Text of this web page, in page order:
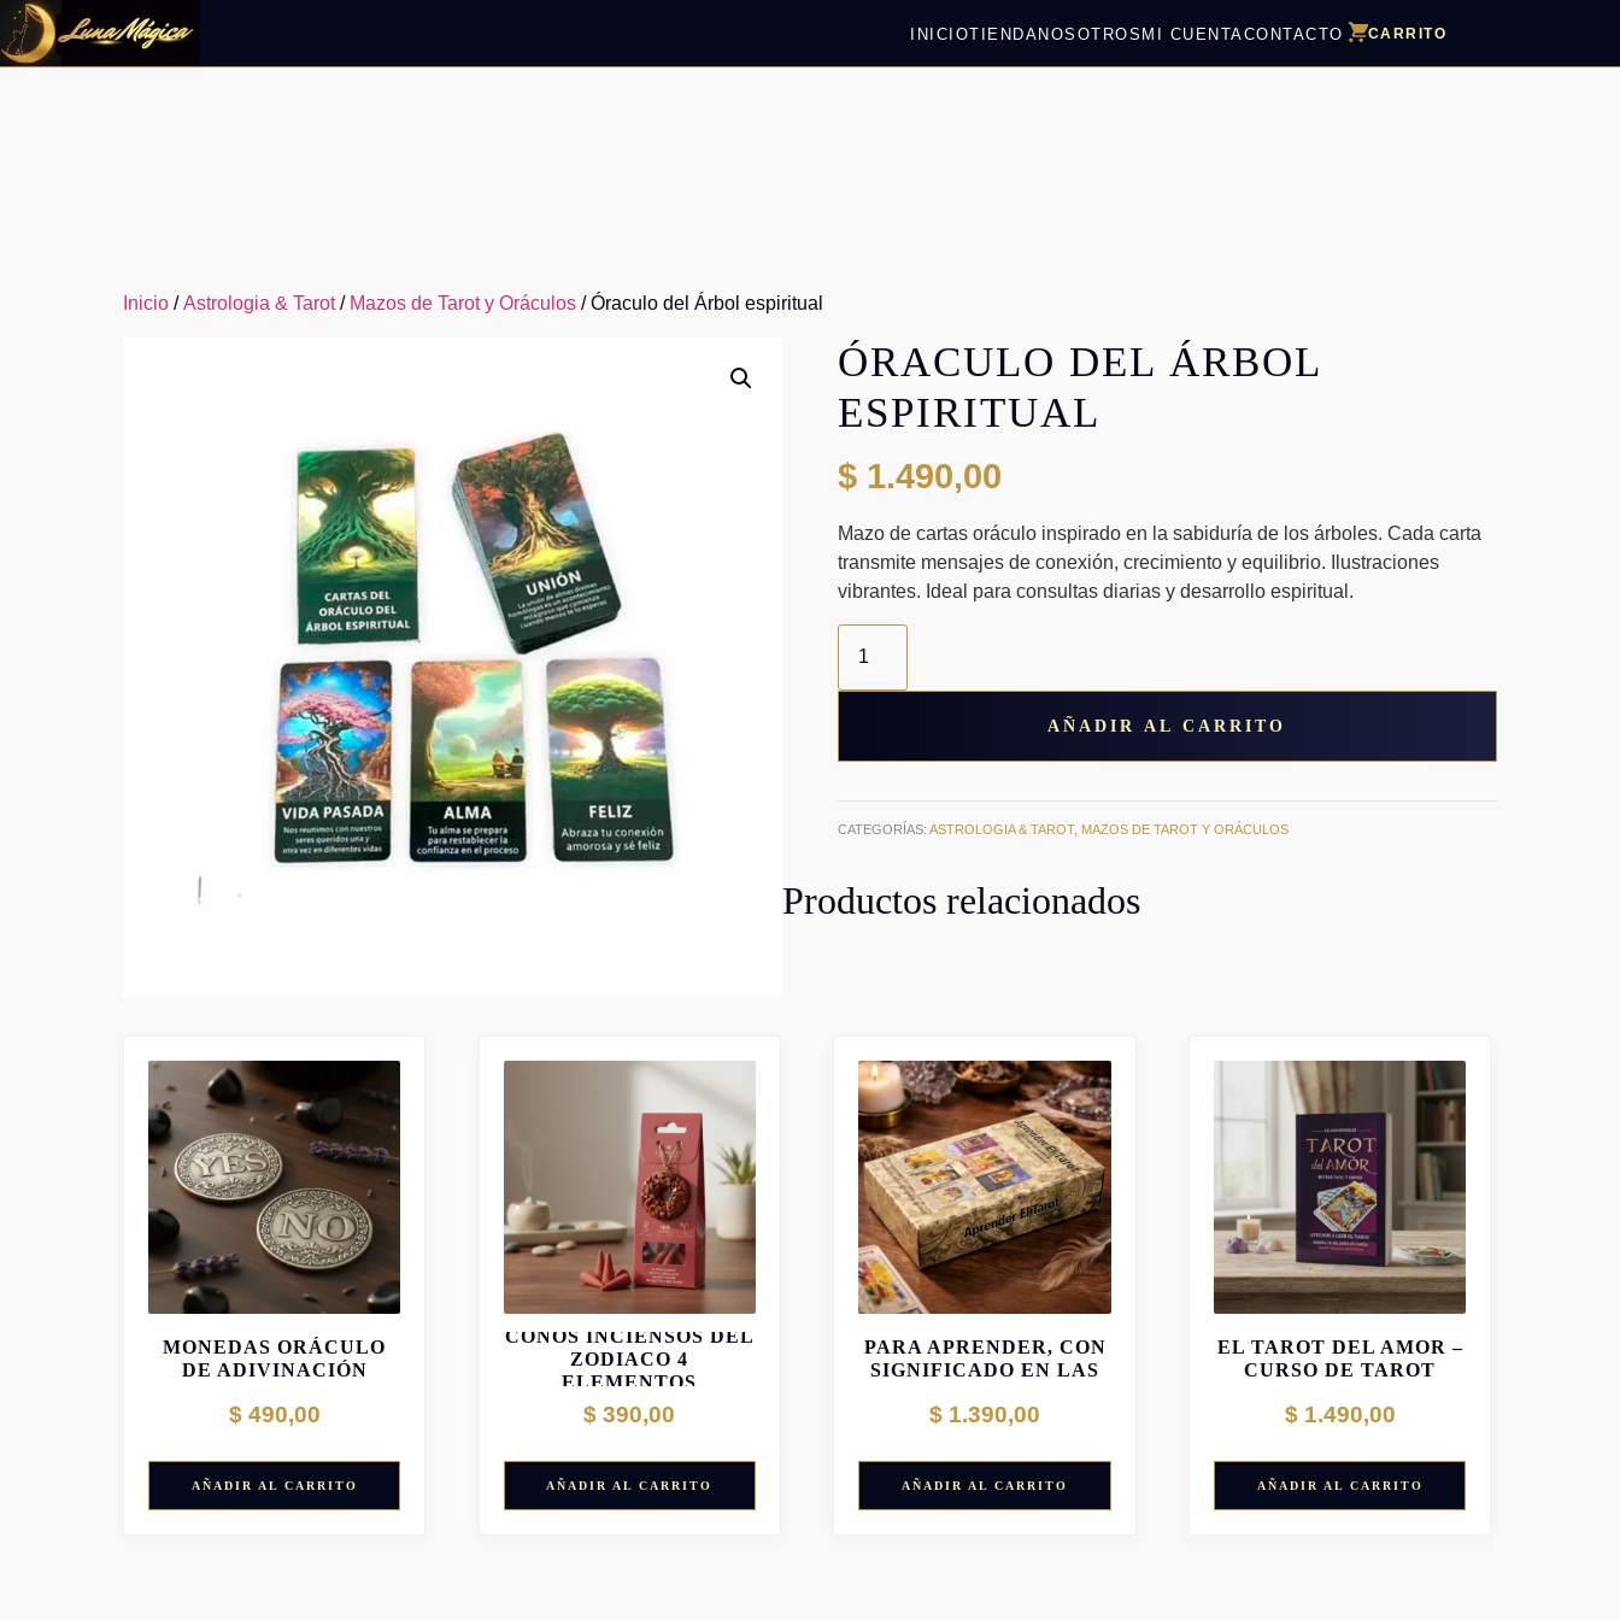
INICIOTIENDANOSOTROS MI CUENTACONTACTO CARRITO
Inicio /Astrologia & Tarot/ Mazos de Tarot y Oráculos / Óraculo del Árbol espiritual
ÓRACULO DEL ÁRBOL
ESPIRITUAL
$1.490,00
Mazo de cartas oráculo inspirado en la sabiduría de los árboles. Cada carta
transmite mensajes de conexión, crecimiento y equilibrio. Ilustraciones
vibrantes. Ideal para consultas diarias y desarrollo espiritual.
Óraculo
del
espiritual
AÑADIR AL CARRITO
CATEGORÍAS: ASTROLOGIA & TAROT, MAZOS DE TAROT Y ORÁCULOS
Productos relacionados
MONEDAS ORÁCULO
DE ADIVINACIÓN
$490,00
AÑADIR AL CARRITO
CONOS INCIENSOS DEL
ZODIACO 4
ELEMENTOS
$ 390,00
AÑADIR AL CARRITO
PARA APRENDER, CON
SIGNIFICADO EN LAS
$ 1.390,00
AÑADIR AL CARRITO
EL TAROT DEL AMOR –
CURSO DE TAROT
$1.490,00
AÑADIR AL CARRITO